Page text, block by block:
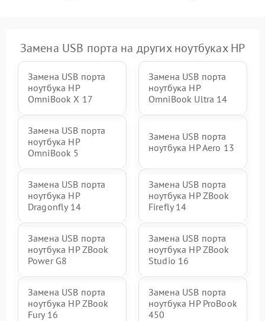
Замена USB порта на других ноутбуках HP
Замена USB порта
ноутбука HP
OmniBook X 17
Замена USB порта
ноутбука HP
OmniBook Ultra 14
Замена USB порта
ноутбука HP
OmniBook 5
Замена USB порта
ноутбука HP Aero 13
Замена USB порта
ноутбука HP
Dragonfly 14
Замена USB порта
ноутбука HP ZBook
Firefly 14
Замена USB порта
ноутбука HP ZBook
Power G8
Замена USB порта
ноутбука HP ZBook
Studio 16
Замена USB порта
ноутбука HP ZBook
Fury 16
Замена USB порта
ноутбука HP ProBook
450